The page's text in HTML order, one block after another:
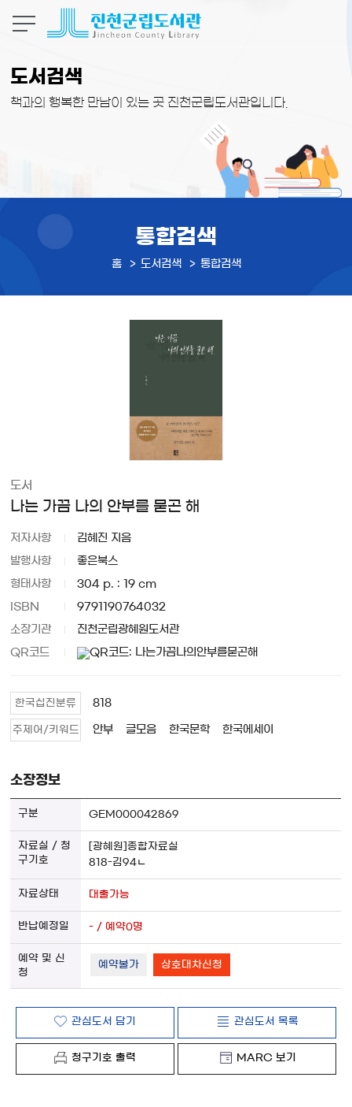
도서검색
책과의 행복한 만남이 있는 곳 진천군립도서관입니다.
통합검색
홈 도서검색 통합검색
도서
나는 가끔 나의 안부를 묻곤 해
저자사항 김혜진 지음
발행사항 좋은북스
형태사항 304 p. : 19 cm
ISBN 9791190764032
소장기관 진천군립광혜원도서관
QR코드
한국십진분류 818
주제어/키워드 안부 글모음 한국문학 한국에세이
소장정보
GEM000042869
[광혜원]종합자료실
818-김94ㄴ
대출가능
- / 예약0명
예약불가 상호대차신청
관심도서 담기 관심도서 목록
청구기호 출력 MARC 보기